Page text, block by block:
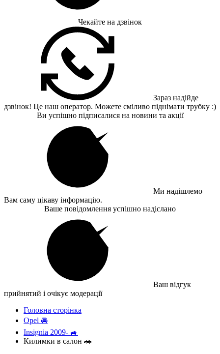
Чекайте на дзвінок
Зараз надійде
дзвінок! Це наш оператор. Можете сміливо піднімати трубку :)
Ви успішно підписалися на новини та акції
Ми надішлемо
Вам саму цікаву інформацію.
Ваше повідомлення успішно надіслано
Ваш відгук
прийнятий і очікує модерації
Головна сторінка
Opel 🚘
Insignia 2009- 🚙
Килимки в салон 🚗